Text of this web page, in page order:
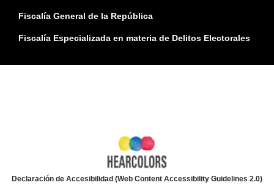
Fiscalía General de la República
Fiscalía Especializada en materia de Delitos Electorales
Declaración de Accesibilidad (Web Content Accessibility Guidelines 2.0)